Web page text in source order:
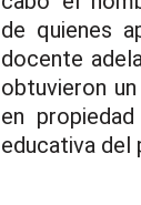
de quienes
docente
obtuvieron
en
educativa del